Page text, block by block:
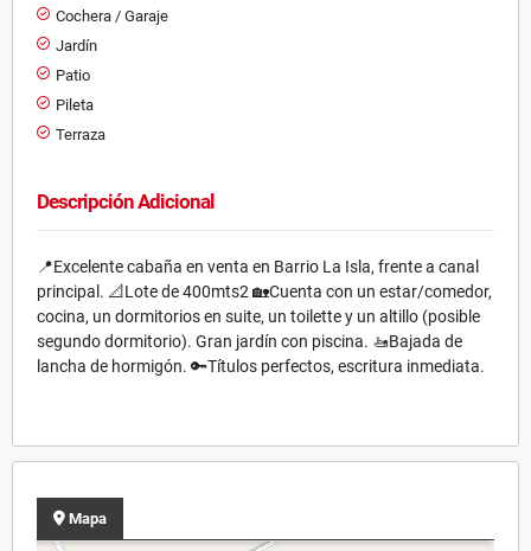
Cochera / Garaje
Jardín
Patio
Pileta
Terraza
Descripción Adicional
📍Excelente cabaña en venta en Barrio La Isla, frente a canal
principal. 📐Lote de 400mts2 🏡Cuenta con un estar/comedor,
cocina, un dormitorios en suite, un toilette y un altillo (posible
segundo dormitorio). Gran jardín con piscina. 🚤Bajada de
lancha de hormigón. 🔑Títulos perfectos, escritura inmediata.
Mapa